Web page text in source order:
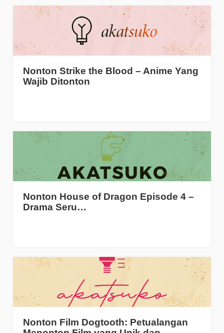
Nonton Strike the Blood – Anime Yang
Wajib Ditonton
Nonton House of Dragon Episode 4 –
Drama Seru…
Nonton Film Dogtooth: Petualangan